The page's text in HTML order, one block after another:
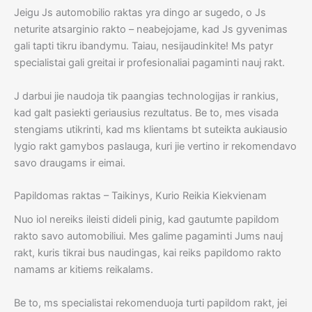
Jeigu Js automobilio raktas yra dingo ar sugedo, o Js
neturite atsarginio rakto – neabejojame, kad Js gyvenimas
gali tapti tikru ibandymu. Taiau, nesijaudinkite! Ms patyr
specialistai gali greitai ir profesionaliai pagaminti nauj rakt.
J darbui jie naudoja tik paangias technologijas ir rankius,
kad galt pasiekti geriausius rezultatus. Be to, mes visada
stengiams utikrinti, kad ms klientams bt suteikta aukiausio
lygio rakt gamybos paslauga, kuri jie vertino ir rekomendavo
savo draugams ir eimai.
Papildomas raktas – Taikinys, Kurio Reikia Kiekvienam
Nuo iol nereiks ileisti dideli pinig, kad gautumte papildom
rakto savo automobiliui. Mes galime pagaminti Jums nauj
rakt, kuris tikrai bus naudingas, kai reiks papildomo rakto
namams ar kitiems reikalams.
Be to, ms specialistai rekomenduoja turti papildom rakt, jei